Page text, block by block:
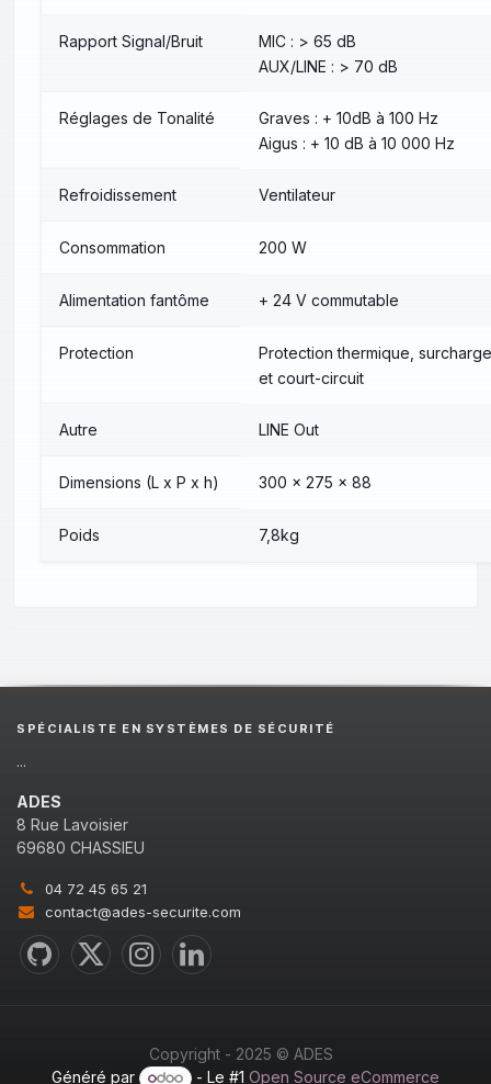
Rapport Signal/Bruit
MIC : > 65 dB
AUX/LINE : > 70 dB
Réglages de Tonalité
Graves : + 10dB à 100 Hz
Aigus : + 10 dB à 10 000 Hz
Refroidissement Ventilateur
Consommation 200 W
Alimentation fantôme + 24 V commutable
Protection
Protection thermique, surcharge
et court-circuit
Autre LINE Out
Dimensions (L x P x h) 300 x 275 x 88
Poids 7,8kg
SPÉCIALISTE EN SYSTÈMES DE SÉCURITÉ
...
ADES
8 Rue Lavoisier
69680 CHASSIEU
04 72 45 65 21
contact@ades-securite.com
Copyright - 2025 © ADES
Généré par
- Le #1Open Source eCommerce